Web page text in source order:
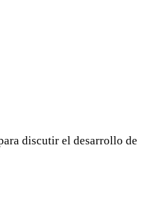
discutir el desarrollo de